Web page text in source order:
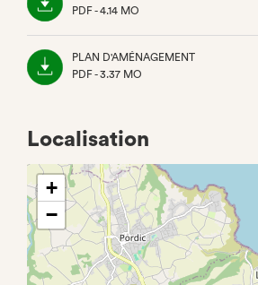
PDF - 4.14 MO
PLAN D'AMÉNAGEMENT
PDF - 3.37 MO
Localisation
+
−